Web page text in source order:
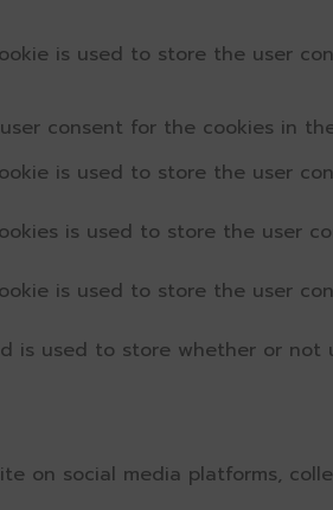
is used to store the user
consent for the cookies in
is used to store the user
is used to store the user
is used to store the user
is used to store whether or
on social media platforms,